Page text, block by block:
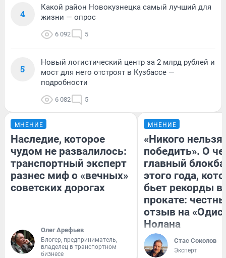
4
Какой район Новокузнецка самый лучший для
жизни — опрос
6 092 5
5
Новый логистический центр за 2 млрд рублей и
мост для него отстроят в Кузбассе —
подробности
6 082 5
МНЕНИЕ
Наследие, которое
чудом не развалилось:
транспортный эксперт
разнес миф о «вечных»
советских дорогах
Олег Арефьев
Блогер, предприниматель,
владелец в транспортном
бизнесе
МНЕНИЕ
«Никого нельзя
победить». О
главный
этого года,
бьет рекорды в
прокате:
отзыв на
Нолана
Стас Соколов
Эксперт